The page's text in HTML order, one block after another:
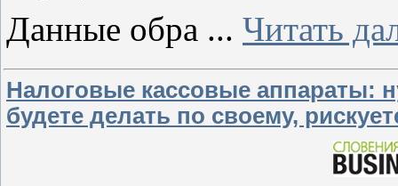
Данные обра ... Читать
Налоговые кассовые аппараты:
будете делать по своему,